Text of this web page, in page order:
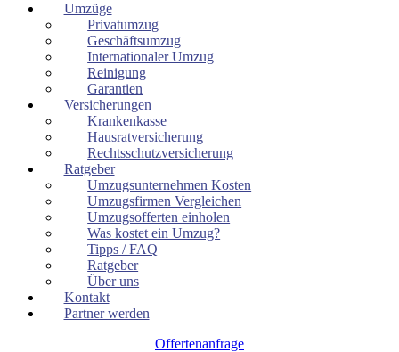
Umzüge
Privatumzug
Geschäftsumzug
Internationaler Umzug
Reinigung
Garantien
Versicherungen
Krankenkasse
Hausratversicherung
Rechtsschutzversicherung
Ratgeber
Umzugsunternehmen Kosten
Umzugsfirmen Vergleichen
Umzugsofferten einholen
Was kostet ein Umzug?
Tipps / FAQ
Ratgeber
Über uns
Kontakt
Partner werden
Offertenanfrage